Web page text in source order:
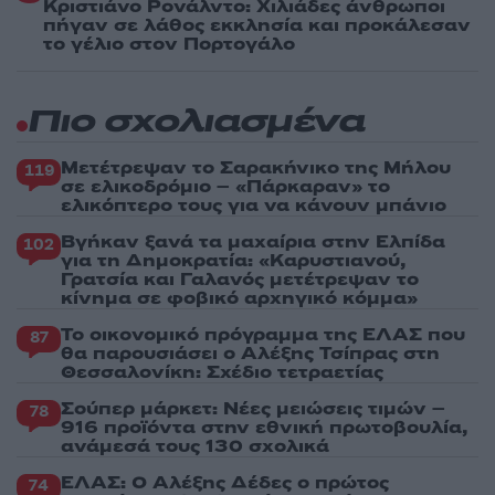
Κριστιάνο Ρονάλντο: Χιλιάδες άνθρωποι
πήγαν σε λάθος εκκλησία και προκάλεσαν
το γέλιο στον Πορτογάλο
Πιο σχολιασμένα
119 Μετέτρεψαν το Σαρακήνικο της Μήλου
σε ελικοδρόμιο – «Πάρκαραν» το
ελικόπτερο τους για να κάνουν μπάνιο
102 Βγήκαν ξανά τα μαχαίρια στην Ελπίδα
για τη Δημοκρατία: «Καρυστιανού,
Γρατσία και Γαλανός μετέτρεψαν το
κίνημα σε φοβικό αρχηγικό κόμμα»
87 Το οικονομικό πρόγραμμα της ΕΛΑΣ που
θα παρουσιάσει ο Αλέξης Τσίπρας στη
Θεσσαλονίκη: Σχέδιο τετραετίας
78 Σούπερ μάρκετ: Νέες μειώσεις τιμών –
916 προϊόντα στην εθνική πρωτοβουλία,
ανάμεσά τους 130 σχολικά
74 ΕΛΑΣ: Ο Αλέξης Δέδες ο πρώτος